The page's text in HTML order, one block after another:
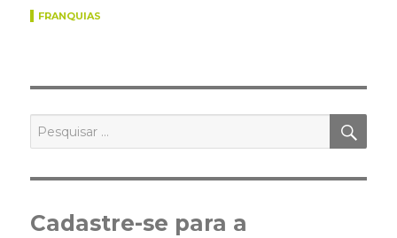
FRANQUIAS
por:
Cadastre-se para a